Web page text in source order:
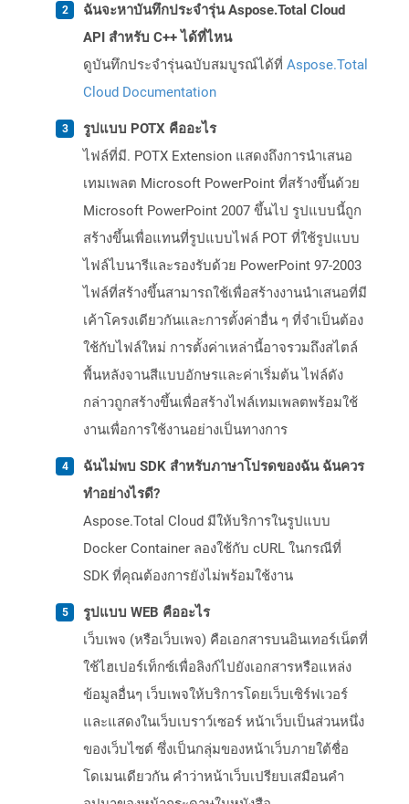
ฉันจะหาบันทึกประจำรุ่น Aspose.Total Cloud
API สำหรับ C++ ได้ที่ไหน
ดูบันทึกประจำรุ่นฉบับสมบูรณ์ได้ที่ Aspose.Total
Cloud Documentation
รูปแบบ POTX คืออะไร
ไฟล์ที่มี. POTX Extension แสดงถึงการนำเสนอ
เทมเพลต Microsoft PowerPoint ที่สร้างขึ้นด้วย
Microsoft PowerPoint 2007 ขึ้นไป รูปแบบนี้ถูก
สร้างขึ้นเพื่อแทนที่รูปแบบไฟล์ POT ที่ใช้รูปแบบ
ไฟล์ไบนารีและรองรับด้วย PowerPoint 97-2003
ไฟล์ที่สร้างขึ้นสามารถใช้เพื่อสร้างงานนำเสนอที่มี
เค้าโครงเดียวกันและการตั้งค่าอื่น ๆ ที่จำเป็นต้อง
ใช้กับไฟล์ใหม่ การตั้งค่าเหล่านี้อาจรวมถึงสไตล์
พื้นหลังจานสีแบบอักษรและค่าเริ่มต้น ไฟล์ดัง
กล่าวถูกสร้างขึ้นเพื่อสร้างไฟล์เทมเพลตพร้อมใช้
งานเพื่อการใช้งานอย่างเป็นทางการ
ฉันไม่พบ SDK สำหรับภาษาโปรดของฉัน ฉันควร
ทำอย่างไรดี?
Aspose.Total Cloud มีให้บริการในรูปแบบ
Docker Container ลองใช้กับ cURL ในกรณีที่
SDK ที่คุณต้องการยังไม่พร้อมใช้งาน
รูปแบบ WEB คืออะไร
เว็บเพจ (หรือเว็บเพจ) คือเอกสารบนอินเทอร์เน็ตที่
ใช้ไฮเปอร์เท็กซ์เพื่อลิงก์ไปยังเอกสารหรือแหล่ง
ข้อมูลอื่นๆ เว็บเพจให้บริการโดยเว็บเซิร์ฟเวอร์
และแสดงในเว็บเบราว์เซอร์ หน้าเว็บเป็นส่วนหนึ่ง
ของเว็บไซต์ ซึ่งเป็นกลุ่มของหน้าเว็บภายใต้ชื่อ
โดเมนเดียวกัน คำว่าหน้าเว็บเปรียบเสมือนคำ